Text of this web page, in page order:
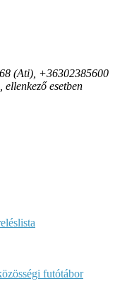
(Ati), +36302385600
esetben
futótábor